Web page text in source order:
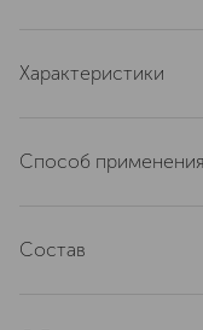
Характеристики
артикул
Способ применения
Состав